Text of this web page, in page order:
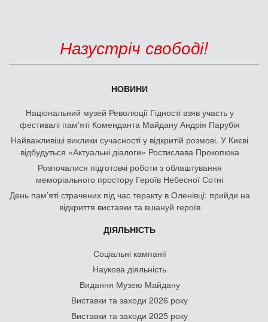
Назустріч свободі!
НОВИНИ
Національний музей Революції Гідності взяв участь у
фестивалі пам'яті Коменданта Майдану Андрія Парубія
Найважливіші виклики сучасності у відкритій розмові. У Києві
відбудуться «Актуальні діалоги» Ростислава Прокопюка
Розпочалися підготовчі роботи з облаштування
меморіального простору Героїв Небесної Сотні
День памʼяті страчених під час теракту в Оленівці: прийди на
відкриття виставки та вшануй героїв
ДІЯЛЬНІСТЬ
Соціальні кампанії
Наукова діяльність
Видання Музею Майдану
Виставки та заходи 2026 року
Виставки та заходи 2025 року